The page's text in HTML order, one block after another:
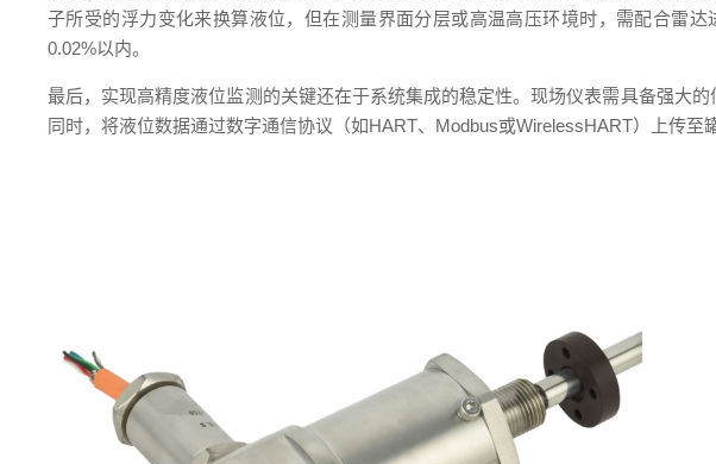
子所受的浮力变化来换算液位，但在测量界面分层或高温高压环境时，需配合雷
0.02%以内。
最后，实现高精度液位监测的关键还在于系统集成的稳定性。现场仪表需具备强大
同时，将液位数据通过数字通信协议（如HART、Modbus或WirelessHART）上传